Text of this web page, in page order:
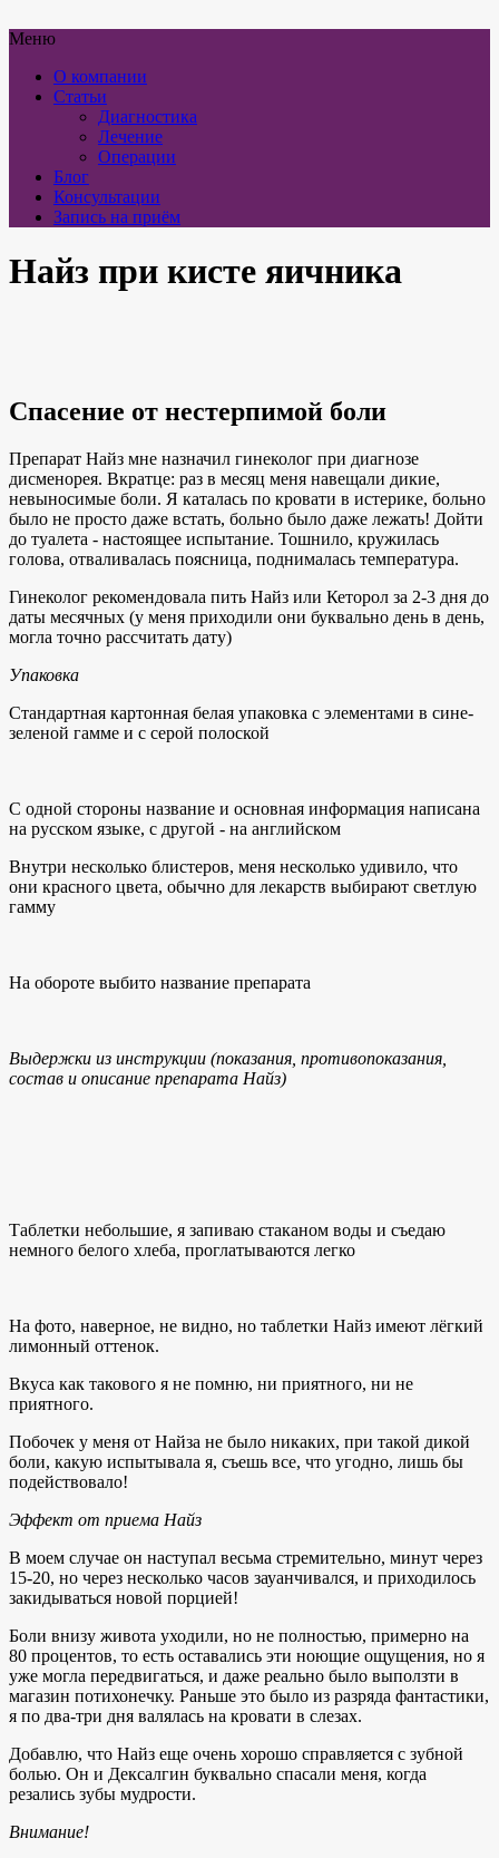
Меню
О компании
Статьи
Диагностика
Лечение
Операции
Блог
Консультации
Запись на приём
Найз при кисте яичника
Спасение от нестерпимой боли
Препарат Найз мне назначил гинеколог при диагнозе
дисменорея. Вкратце: раз в месяц меня навещали дикие,
невыносимые боли. Я каталась по кровати в истерике, больно
было не просто даже встать, больно было даже лежать! Дойти
до туалета - настоящее испытание. Тошнило, кружилась
голова, отваливалась поясница, поднималась температура.
Гинеколог рекомендовала пить Найз или Кеторол за 2-3 дня до
даты месячных (у меня приходили они буквально день в день,
могла точно рассчитать дату)
Упаковка
Стандартная картонная белая упаковка с элементами в сине-
зеленой гамме и с серой полоской
С одной стороны название и основная информация написана
на русском языке, с другой - на английском
Внутри несколько блистеров, меня несколько удивило, что
они красного цвета, обычно для лекарств выбирают светлую
гамму
На обороте выбито название препарата
Выдержки из инструкции (показания, противопоказания,
состав и описание препарата Найз)
Таблетки небольшие, я запиваю стаканом воды и съедаю
немного белого хлеба, проглатываются легко
На фото, наверное, не видно, но таблетки Найз имеют лёгкий
лимонный оттенок.
Вкуса как такового я не помню, ни приятного, ни не
приятного.
Побочек у меня от Найза не было никаких, при такой дикой
боли, какую испытывала я, съешь все, что угодно, лишь бы
подействовало!
Эффект от приема Найз
В моем случае он наступал весьма стремительно, минут через
15-20, но через несколько часов зауанчивался, и приходилось
закидываться новой порцией!
Боли внизу живота уходили, но не полностью, примерно на
80 процентов, то есть оставались эти ноющие ощущения, но я
уже могла передвигаться, и даже реально было выползти в
магазин потихонечку. Раньше это было из разряда фантастики,
я по два-три дня валялась на кровати в слезах.
Добавлю, что Найз еще очень хорошо справляется с зубной
болью. Он и Дексалгин буквально спасали меня, когда
резались зубы мудрости.
Внимание!